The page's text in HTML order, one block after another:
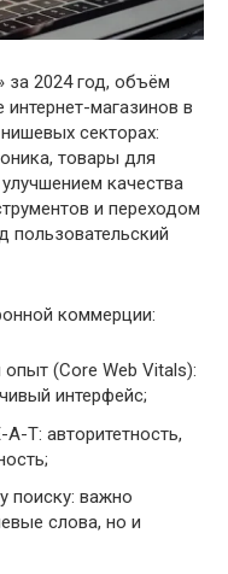
за 2024 год, объём
интернет-магазинов в
секторах:
товары для
качества
и переходом
пользовательский
коммерции:
(Core Web Vitals):
интерфейс;
T: авторитетность,
поиску: важно
слова, но и